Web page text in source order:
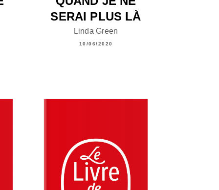
SERAI PLUS LÀ
Linda Green
10/06/2020